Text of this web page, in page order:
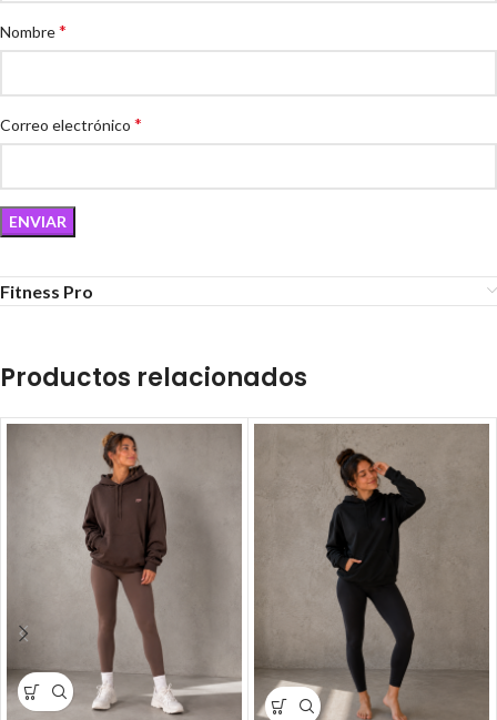
Nombre*
Correo electrónico *
Fitness Pro
Productos relacionados